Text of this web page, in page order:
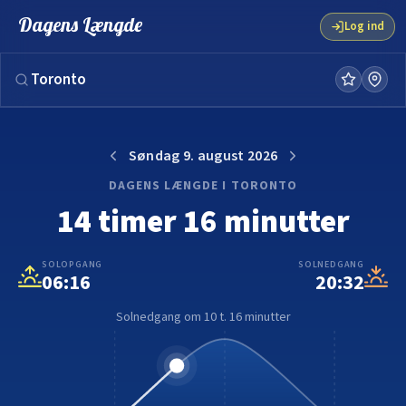
Dagens Længde Log ind
Søndag 9. august 2026
DAGENS LÆNGDE I TORONTO
14 timer 16 minutter
SOLOPGANG
06:16
SOLNEDGANG
20:32
Solnedgang om 10 t. 16 minutter